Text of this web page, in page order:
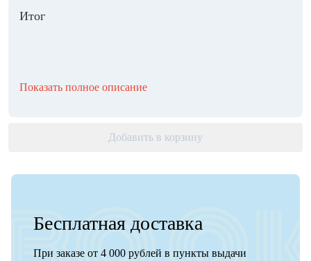
Итог
Показать полное описание
Добавить в корзину
Бесплатная доставка
При заказе от 4 000 рублей в пункты выдачи